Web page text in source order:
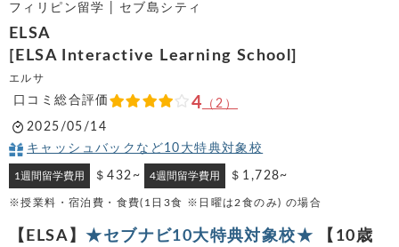
フィリピン留学 | セブ島シティ
ELSA
[ELSA Interactive Learning School]
エルサ
口コミ総合評価 4 （2）
2025/05/14
キャッシュバックなど10大特典対象校
1週間留学費用 ＄432~ 4週間留学費用 ＄1,728~
※授業料・宿泊費・食費(1日3食 ※日曜は2食のみ) の場合
【ELSA】★セブナビ10大特典対象校★ 【10歳